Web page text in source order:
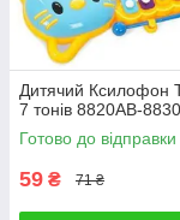
Дитячий Ксилофон
7 тонів 8820AB-
Готово до відправки
59 ₴ 71 ₴